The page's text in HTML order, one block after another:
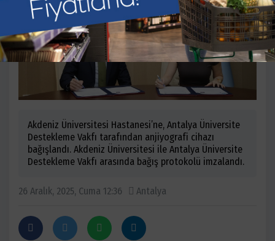
Akdeniz Üniversitesi Hastanesi’ne, Antalya Üniversite
Destekleme Vakfı tarafından anjiyografi cihazı
bağışlandı. Akdeniz Üniversitesi ile Antalya Üniversite
Destekleme Vakfı arasında bağış protokolü imzalandı.
26 Aralık, 2025, Cuma 12:36 Antalya